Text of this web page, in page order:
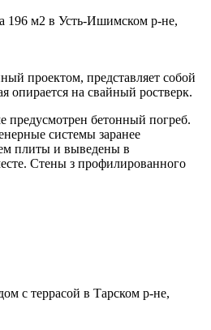
196 м2 в Усть-Ишимском р-не,
проектом, представляет собой
опирается на свайный ростверк.
предусмотрен бетонный погреб.
системы заранее
плиты и выведены в
Стены з профилированного
с террасой в Тарском р-не,